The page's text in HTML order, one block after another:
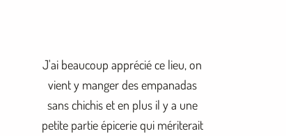
J'ai beaucoup apprécié ce lieu, on
vient y manger des empanadas
sans chichis et en plus il y a une
petite partie épicerie qui mériterait